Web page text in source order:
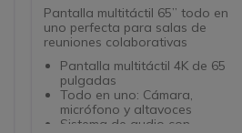
Pantalla multitáctil 65” todo en
uno perfecta para salas de
reuniones colaborativas
Pantalla multitáctil 4K de 65
pulgadas
Todo en uno: Cámara,
micrófono y altavoces
Sistema de audio con